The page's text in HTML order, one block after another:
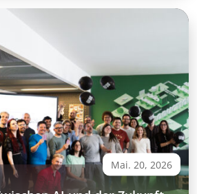
Mai. 20, 2026